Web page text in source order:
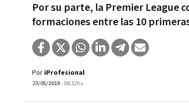
Por su parte, la Premier League
formaciones entre las 10
Por iProfesional
23/05/2018- 08:32hs